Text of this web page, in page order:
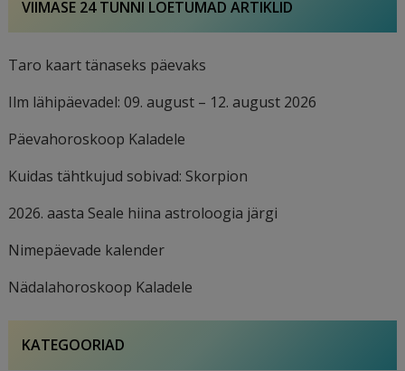
VIIMASE 24 TUNNI LOETUMAD ARTIKLID
Taro kaart tänaseks päevaks
Ilm lähipäevadel: 09. august – 12. august 2026
Päevahoroskoop Kaladele
Kuidas tähtkujud sobivad: Skorpion
2026. aasta Seale hiina astroloogia järgi
Nimepäevade kalender
Nädalahoroskoop Kaladele
KATEGOORIAD